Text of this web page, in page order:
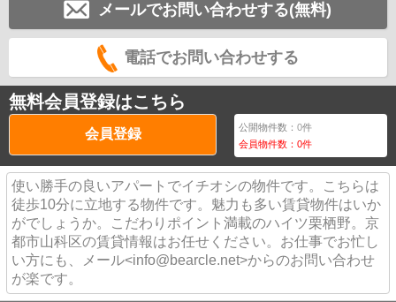
メールでお問い合わせする(無料)
電話でお問い合わせする
無料会員登録はこちら
会員登録 公開物件数：0件
会員物件数：0件
使い勝手の良いアパートでイチオシの物件です。こちらは
徒歩10分に立地する物件です。魅力も多い賃貸物件はいか
がでしょうか。こだわりポイント満載のハイツ栗栖野。京
都市山科区の賃貸情報はお任せください。お仕事でお忙し
い方にも、メール<info@bearcle.net>からのお問い合わせ
が楽です。